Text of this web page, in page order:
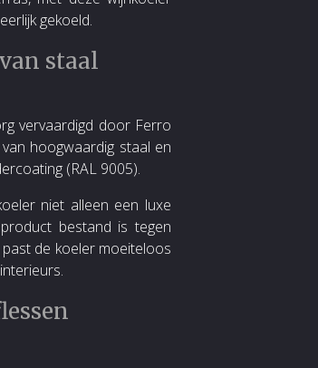
gekoeld.
staal
vervaardigd door Ferro
hoogwaardig staal en
(RAL 9005).
niet alleen een luxe
bestand is tegen
de koeler moeiteloos